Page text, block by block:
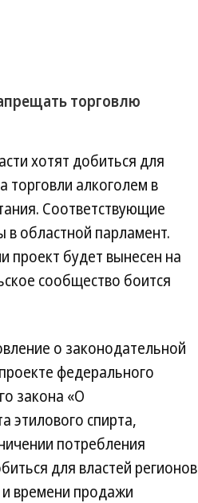
торговлю
хотят добиться для
торговли алкоголем в
Соответствующие
в областной парламент.
проект будет вынесен на
сообщество боится
о законодательной
федерального
закона «O
этилового спирта,
потребления
для властей регионов
времени продажи